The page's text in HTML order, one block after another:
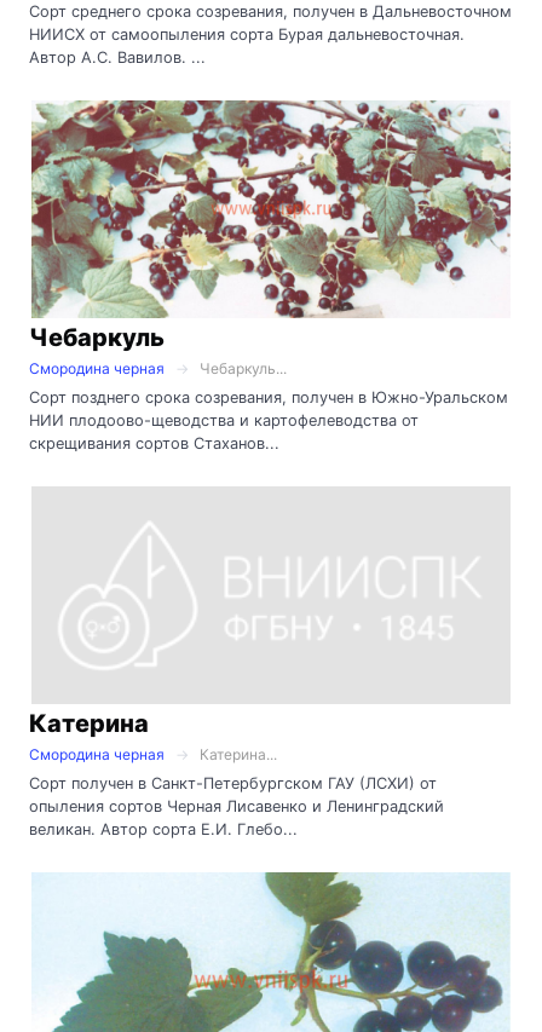
Сорт среднего срока созревания, получен в Дальневосточном
НИИСХ от самоопыления сорта Бурая дальневосточная.
Автор А.С. Вавилов. ...
Чебаркуль
Смородина черная
Чебаркуль...
Сорт позднего срока созревания, получен в Южно-Уральском
НИИ плодоово-щеводства и картофелеводства от
скрещивания сортов Стаханов...
Катерина
Смородина черная
Катерина...
Сорт получен в Санкт-Петербургском ГАУ (ЛСХИ) от
опыления сортов Черная Лисавенко и Ленинградский
великан. Автор сорта Е.И. Глебо...